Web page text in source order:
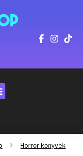
Horror könyvek